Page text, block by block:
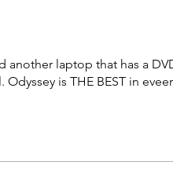
laptop that has a
is THE BEST in